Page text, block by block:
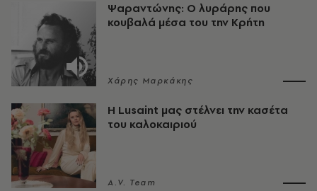
Ψαραντώνης: Ο λυράρης που
κουβαλά μέσα του την Κρήτη
Χάρης Μαρκάκης
Η Lusaint μας στέλνει την κασέτα
του καλοκαιριού
A.V. Team